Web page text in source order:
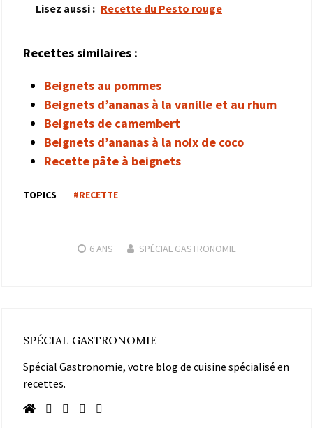
Lisez aussi : Recette du Pesto rouge
Recettes similaires :
Beignets au pommes
Beignets d’ananas à la vanille et au rhum
Beignets de camembert
Beignets d’ananas à la noix de coco
Recette pâte à beignets
TOPICS #RECETTE
6 ANS SPÉCIAL GASTRONOMIE
SPÉCIAL GASTRONOMIE
Spécial Gastronomie, votre blog de cuisine spécialisé en
recettes.